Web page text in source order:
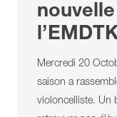
Mercredi 20
saison a
violoncelliste. Un